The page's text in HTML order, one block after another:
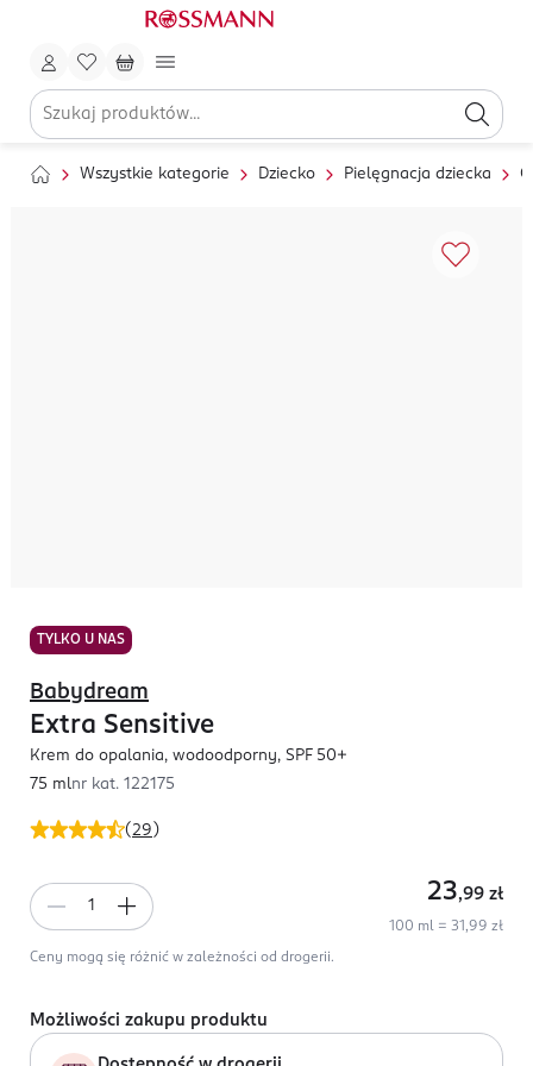
Wszystkie kategorie Dziecko Pielęgnacja dziecka
TYLKO U NAS
(29 )
Babydream
Extra Sensitive
Krem do opalania, wodoodporny, SPF 50+
75 mlnr kat. 122175
23,99 zł
100 ml = 31,99 zł
Ceny mogą się różnić w zależności od drogerii.
Możliwości zakupu produktu